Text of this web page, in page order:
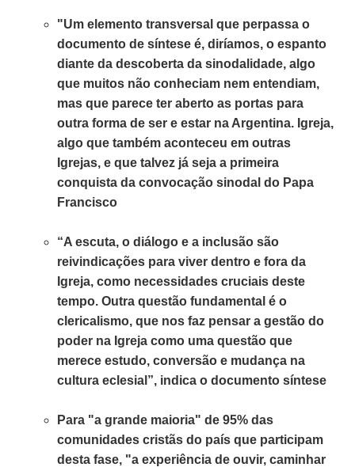
"Um elemento transversal que perpassa o
documento de síntese é, diríamos, o espanto
diante da descoberta da sinodalidade, algo
que muitos não conheciam nem entendiam,
mas que parece ter aberto as portas para
outra forma de ser e estar na Argentina. Igreja,
algo que também aconteceu em outras
Igrejas, e que talvez já seja a primeira
conquista da convocação sinodal do Papa
Francisco
“A escuta, o diálogo e a inclusão são
reivindicações para viver dentro e fora da
Igreja, como necessidades cruciais deste
tempo. Outra questão fundamental é o
clericalismo, que nos faz pensar a gestão do
poder na Igreja como uma questão que
merece estudo, conversão e mudança na
cultura eclesial”, indica o documento síntese
Para "a grande maioria" de 95% das
comunidades cristãs do país que participam
desta fase, "a experiência de ouvir, caminhar